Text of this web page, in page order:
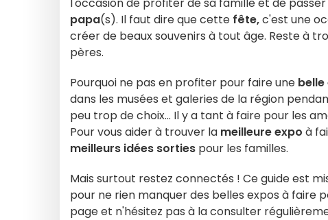
papa(s). Il faut dire que cette fête,c'est une
créer de beaux souvenirs à tout âge. Reste à
pères.
Pourquoi ne pas en profiter pour faire une belle
dans les musées et galeries de la région
peu trop de choix... Il y a tant à faire pour les
Pour vous aider à trouver la meilleure expo à
meilleurs idées sorties pour les familles.
Mais surtout restez connectés ! Ce guide est
pour ne rien manquer des belles expos à faire
page et n'hésitez pas à la consulter